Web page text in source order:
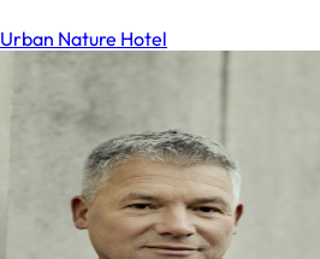
Urban Nature Hotel